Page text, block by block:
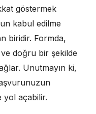
göstermek
kabul edilme
biridir. Formda,
doğru bir şekilde
Unutmayın ki,
yol açabilir.